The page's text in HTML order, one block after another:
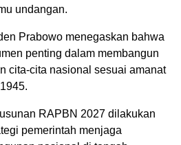
undangan.
Prabowo menegaskan bahwa
penting dalam membangun
cita-cita nasional sesuai amanat
RAPBN 2027 dilakukan
pemerintah menjaga